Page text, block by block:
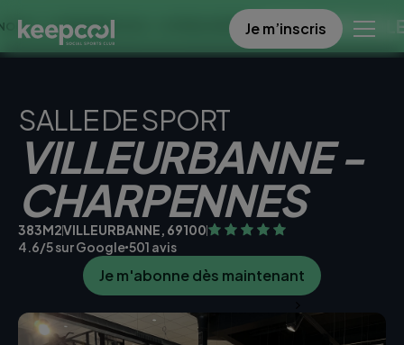
À 0€ << OFFRE LIMITÉE ☀️ OFFRE SPECIALE DANS
Je m’inscris
SALLE DE SPORT
VILLEURBANNE -
CHARPENNES
383M2VILLEURBANNE, 69100
4.6/5 sur Google 501 avis
Je m'abonne dès maintenant